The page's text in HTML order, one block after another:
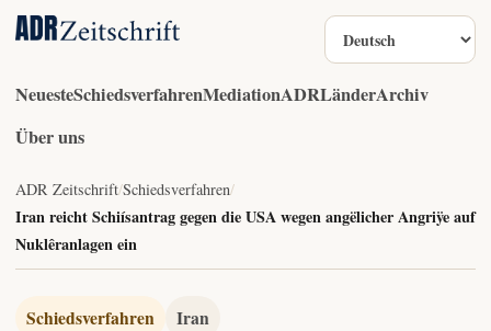
Sprache
NeuesteSchiedsverfahrenMediationADRLänderArchiv
Über uns
ADR Zeitschrift/Schiedsverfahren/
Iran reicht Schiísantrag gegen die USA wegen angëlicher Angriÿe auf
Nuklêranlagen ein
Schiedsverfahren Iran